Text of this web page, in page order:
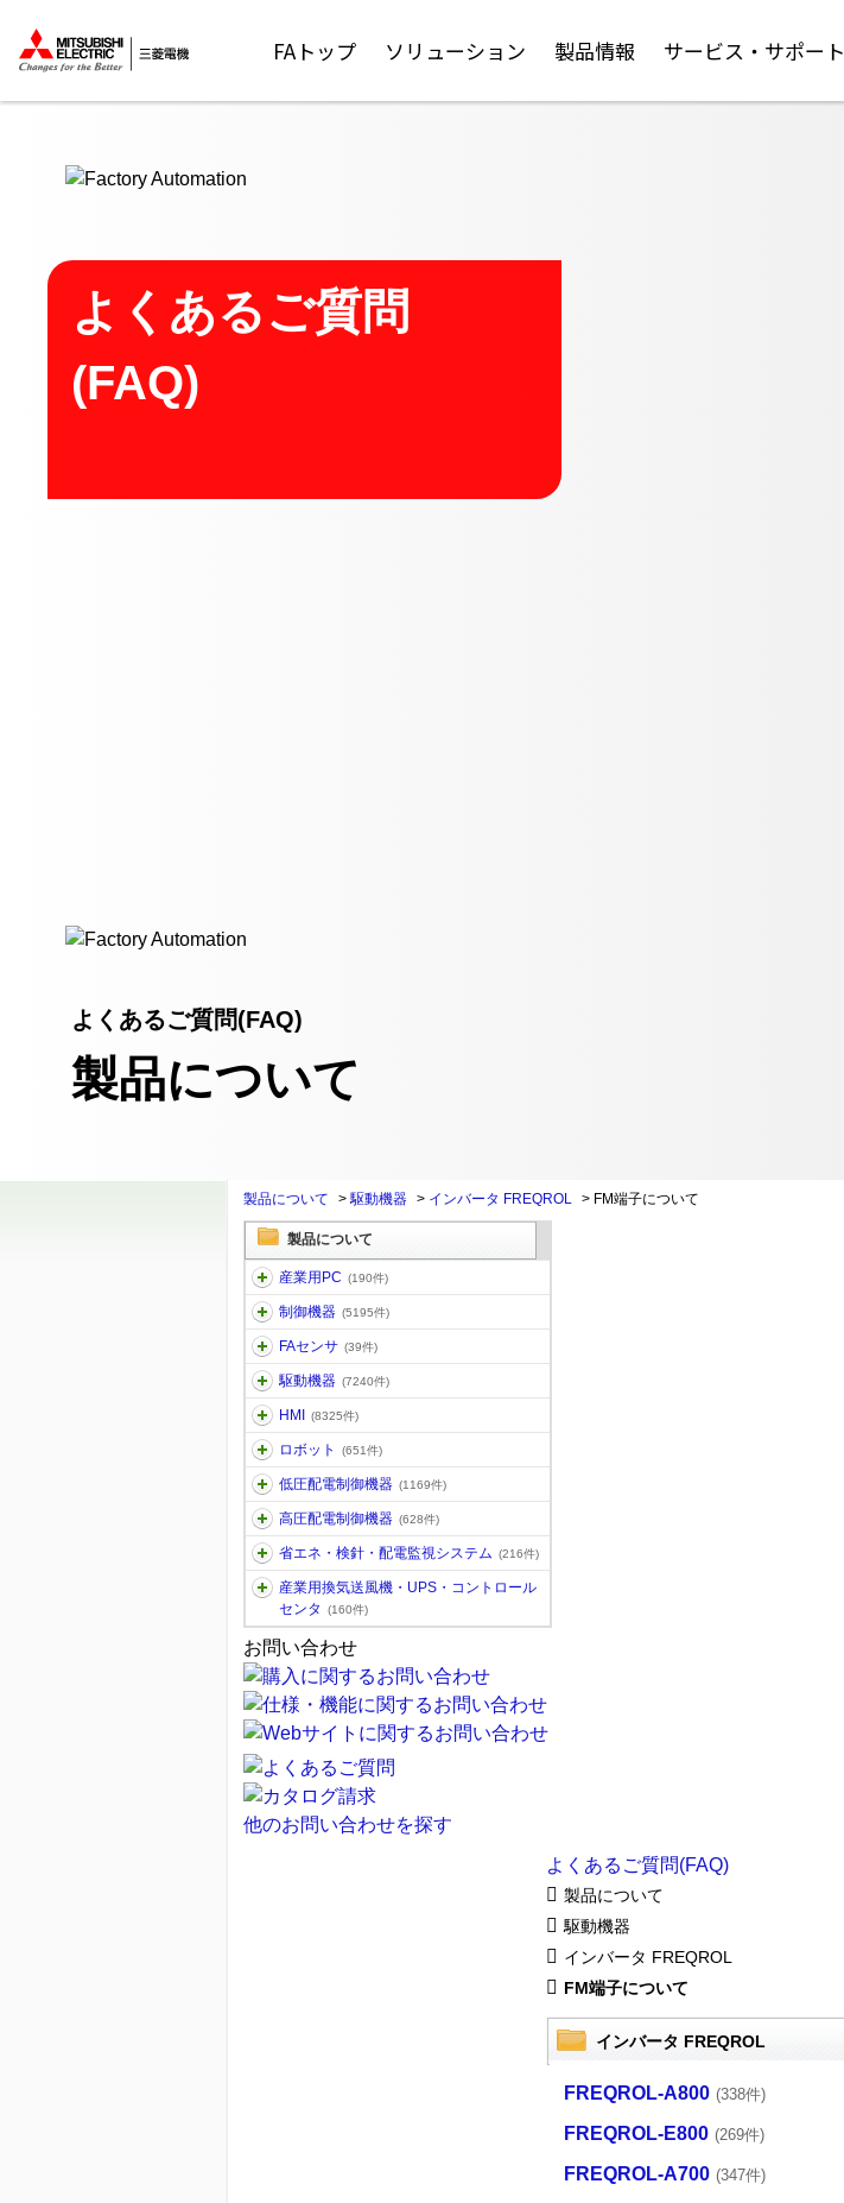
FAトップ ソリューション 製品情報 サービス・サポート
よくあるご質問
(FAQ)
よくあるご質問(FAQ)
製品について
製品について >駆動機器 > インバータ FREQROL > FM端子について
製品について
産業用PC (190件)
制御機器 (5195件)
FAセンサ (39件)
駆動機器 (7240件)
HMI (8325件)
ロボット (651件)
低圧配電制御機器 (1169件)
高圧配電制御機器 (628件)
省エネ・検針・配電監視システム (216件)
産業用換気送風機・UPS・コントロール
センタ
(160件)
お問い合わせ
他のお問い合わせを探す
よくあるご質問(FAQ)
製品について
駆動機器
インバータ FREQROL
FM端子について
インバータ FREQROL
FREQROL-A800 (338件)
FREQROL-E800 (269件)
FREQROL-A700 (347件)